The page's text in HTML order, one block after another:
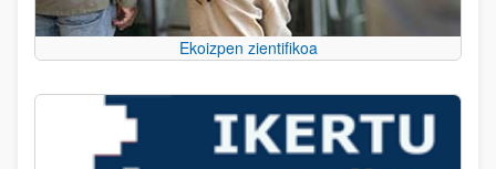
Ekoizpen zientifikoa